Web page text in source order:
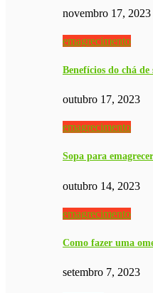
novembro 17, 2023
emagrecimento
Benefícios do chá de
outubro 17, 2023
emagrecimento
Sopa para emagrecer
outubro 14, 2023
emagrecimento
Como fazer uma
setembro 7, 2023